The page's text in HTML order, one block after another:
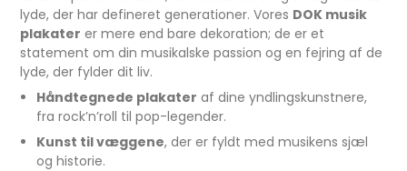
lyde, der har defineret generationer. Vores DOK musik
plakater er mere end bare dekoration; de er et
statement om din musikalske passion og en fejring af de
lyde, der fylder dit liv.
Håndtegnede plakater af dine yndlingskunstnere,
fra rock’n’roll til pop-legender.
Kunst til væggene, der er fyldt med musikens sjæl
og historie.